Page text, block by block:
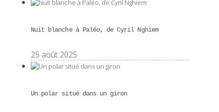
Nuit blanche à Paléo, de Cyril Nghiem
25 août 2025
Un polar situé dans un giron